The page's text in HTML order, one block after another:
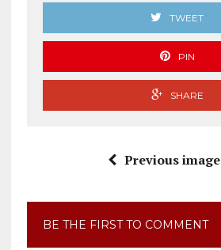
TWEET
PIN
SHARE
Previous image
BE THE FIRST TO COMMENT